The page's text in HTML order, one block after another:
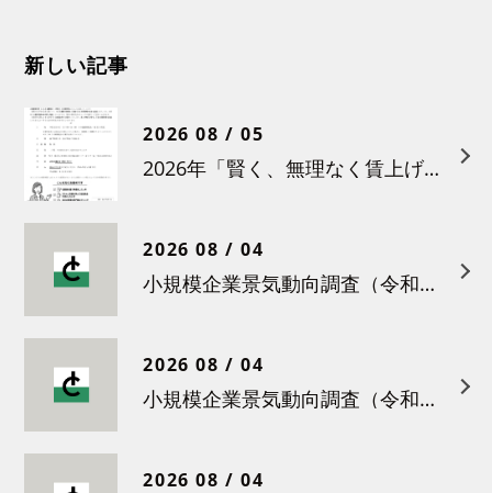
新しい記事
2026 08 / 05
2026年「賢く、無理なく賃上げを！小さな職場のための労務管理セミナー」の開催について
2026 08 / 04
小規模企業景気動向調査（令和８年６月）結果について
2026 08 / 04
小規模企業景気動向調査（令和８年５月）結果について
2026 08 / 04